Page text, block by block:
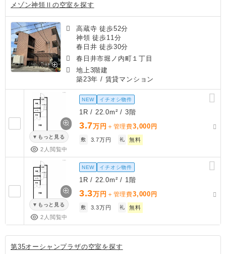
メゾン神領Ⅱの空室を探す
高蔵寺 徒歩52分
神領 徒歩11分
春日井 徒歩30分
春日井市堀ノ内町１丁目
地上3階建
築23年 / 賃貸マンション
もっと見る
2人閲覧中
NEW イチオシ物件
1R / 22.0m² / 3階
3.7万円 ＋管理費3,000 円
敷 3.7万円 礼 無料
もっと見る
2人閲覧中
NEW イチオシ物件
1R / 22.0m² / 1階
3.3万円 ＋管理費3,000 円
敷 3.3万円 礼 無料
第35オーシャンプラザの空室を探す